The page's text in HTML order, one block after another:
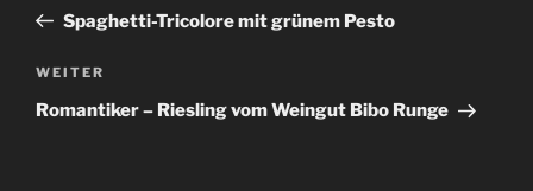
Beitrag
Spaghetti-Tricolore mit grünem Pesto
Nächster
Beitrag
WEITER
Romantiker – Riesling vom Weingut Bibo Runge